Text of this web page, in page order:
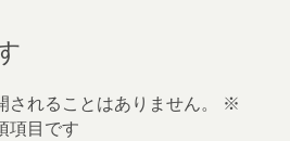
れることはありません。
※
項目です